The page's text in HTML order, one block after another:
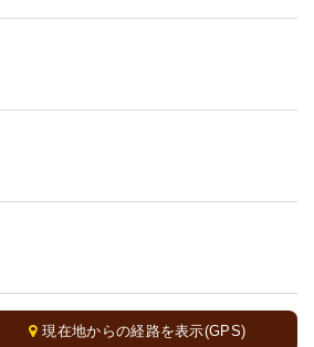
現在地からの経路を表示(GPS)